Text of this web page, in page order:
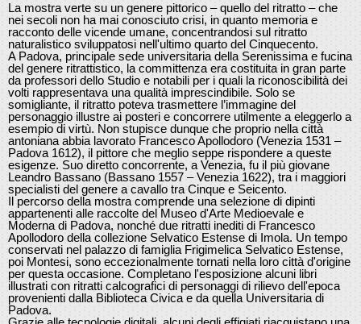
La mostra verte su un genere pittorico – quello del ritratto – che
nei secoli non ha mai conosciuto crisi, in quanto memoria e
racconto delle vicende umane, concentrandosi sul ritratto
naturalistico sviluppatosi nell'ultimo quarto del Cinquecento.
A Padova, principale sede universitaria della Serenissima e fucina
del genere ritrattistico, la committenza era costituita in gran parte
da professori dello Studio e notabili per i quali la riconoscibilità dei
volti rappresentava una qualità imprescindibile. Solo se
somigliante, il ritratto poteva trasmettere l’immagine del
personaggio illustre ai posteri e concorrere utilmente a eleggerlo a
esempio di virtù. Non stupisce dunque che proprio nella città
antoniana abbia lavorato Francesco Apollodoro (Venezia 1531 –
Padova 1612), il pittore che meglio seppe rispondere a queste
esigenze. Suo diretto concorrente, a Venezia, fu il più giovane
Leandro Bassano (Bassano 1557 – Venezia 1622), tra i maggiori
specialisti del genere a cavallo tra Cinque e Seicento.
Il percorso della mostra comprende una selezione di dipinti
appartenenti alle raccolte del Museo d'Arte Medioevale e
Moderna di Padova, nonché due ritratti inediti di Francesco
Apollodoro della collezione Selvatico Estense di Imola. Un tempo
conservati nel palazzo di famiglia Frigimelica Selvatico Estense,
poi Montesi, sono eccezionalmente tornati nella loro città d'origine
per questa occasione. Completano l'esposizione alcuni libri
illustrati con ritratti calcografici di personaggi di rilievo dell'epoca
provenienti dalla Biblioteca Civica e da quella Universitaria di
Padova.